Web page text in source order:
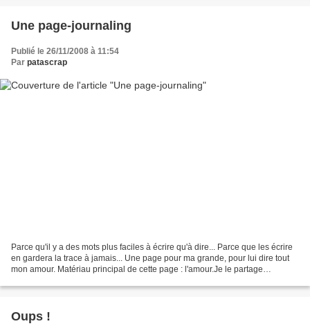
Une page-journaling
Publié le 26/11/2008 à 11:54
Par patascrap
Parce qu'il y a des mots plus faciles à écrire qu'à dire... Parce que les écrire
en gardera la trace à jamais... Une page pour ma grande, pour lui dire tout
mon amour. Matériau principal de cette page : l'amour.Je le partage
Oups !